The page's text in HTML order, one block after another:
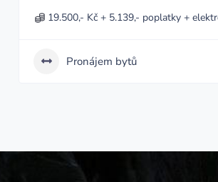
19.500,- Kč + 5.139,- poplatky +
Pronájem bytů